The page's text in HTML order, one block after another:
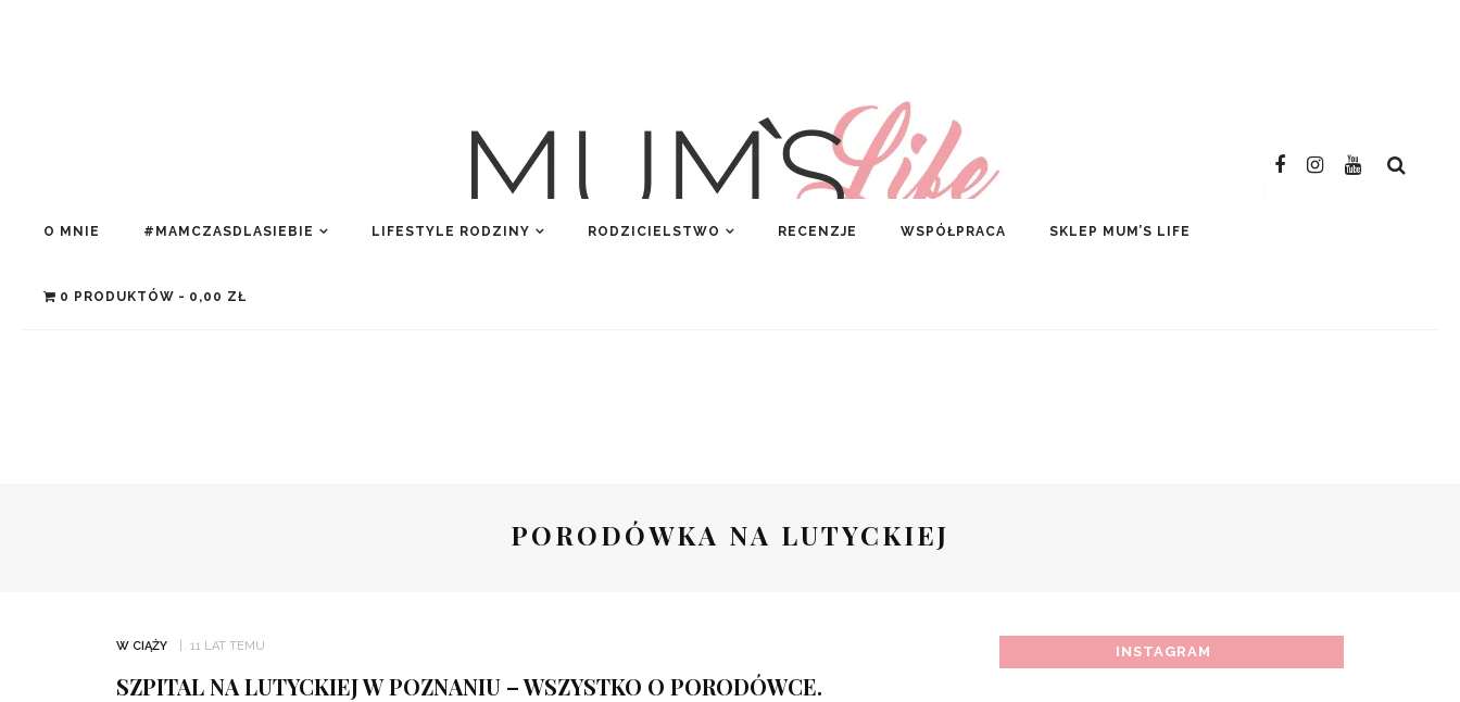
O MNIE #MAMCZASDLASIEBIE LIFESTYLE RODZINY RODZICIELSTWO RECENZJE WSPÓŁPRACA SKLEP MUM’S LIFE
0 PRODUKTÓW 0,00 ZŁ
PORODÓWKA NA LUTYCKIEJ
W CIĄŻY 11 LAT TEMU
SZPITAL NA LUTYCKIEJ W POZNANIU – WSZYSTKO O PORODÓWCE.
INSTAGRAM